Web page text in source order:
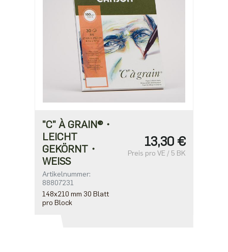
"C" À GRAIN®・
LEICHT
GEKÖRNT・
WEISS
Artikelnummer:
88807231
148x210 mm 30 Blatt
pro Block
13,30 €
Preis pro VE / 5 BK